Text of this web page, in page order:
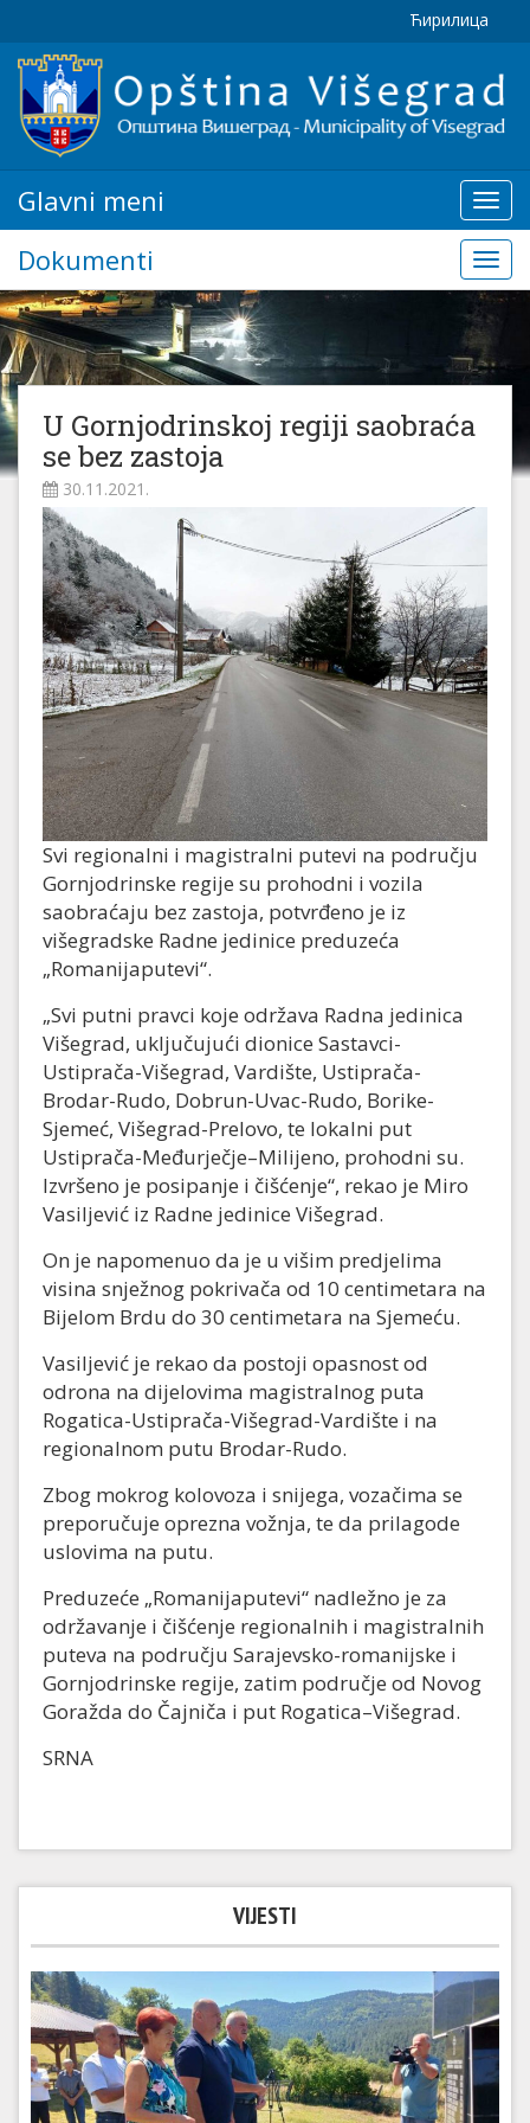
Ћирилица
Glavni
meni
Glavni meni
Dokumenti
U Gornjodrinskoj regiji saobraća
se bez zastoja
30.11.2021.
Svi regionalni i magistralni putevi na području
Gornjodrinske regije su prohodni i vozila
saobraćaju bez zastoja, potvrđeno je iz
višegradske Radne jedinice preduzeća
„Romanijaputevi“.
„Svi putni pravci koje održava Radna jedinica
Višegrad, uključujući dionice Sastavci-
Ustiprača-Višegrad, Vardište, Ustiprača-
Brodar-Rudo, Dobrun-Uvac-Rudo, Borike-
Sjemeć, Višegrad-Prelovo, te lokalni put
Ustiprača-Međurječje–Milijeno, prohodni su.
Izvršeno je posipanje i čišćenje“, rekao je Miro
Vasiljević iz Radne jedinice Višegrad.
On je napomenuo da je u višim predjelima
visina snježnog pokrivača od 10 centimetara na
Bijelom Brdu do 30 centimetara na Sjemeću.
Vasiljević je rekao da postoji opasnost od
odrona na dijelovima magistralnog puta
Rogatica-Ustiprača-Višegrad-Vardište i na
regionalnom putu Brodar-Rudo.
Zbog mokrog kolovoza i snijega, vozačima se
preporučuje oprezna vožnja, te da prilagode
uslovima na putu.
Preduzeće „Romanijaputevi“ nadležno je za
održavanje i čišćenje regionalnih i magistralnih
puteva na području Sarajevsko-romanijske i
Gornjodrinske regije, zatim područje od Novog
Goražda do Čajniča i put Rogatica–Višegrad.
SRNA
VIJESTI